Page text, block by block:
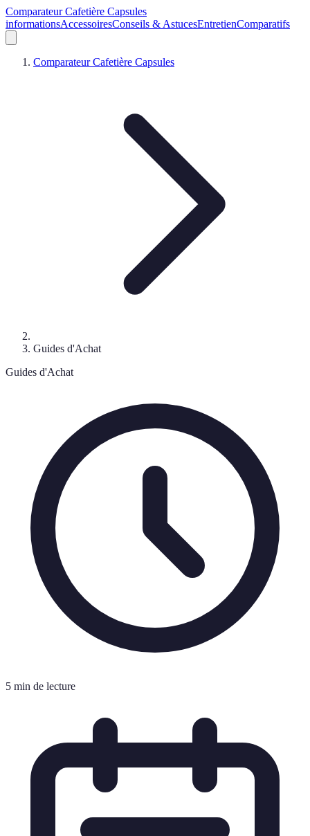
Comparateur Cafetière Capsules
informationsAccessoiresConseils & AstucesEntretienComparatifs
Comparateur Cafetière Capsules
Guides d'Achat
Guides d'Achat
5 min de lecture